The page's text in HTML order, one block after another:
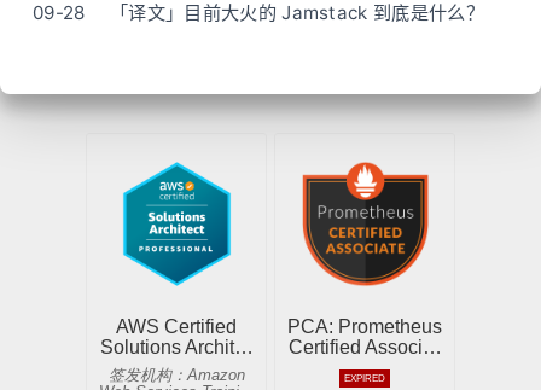
09-28
「译文」目前大火的 Jamstack 到底是什么？